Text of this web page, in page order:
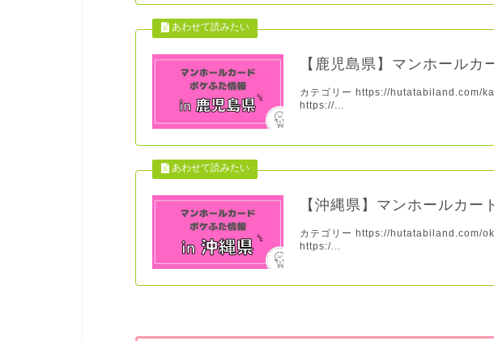
【鹿児島県】マンホールカ
カテゴリー https://hutatabiland.com/
https://...
【沖縄県】マンホールカー
カテゴリー https://hutatabiland.com/
https:/...